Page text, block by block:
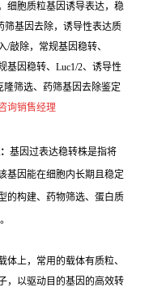
细胞质粒基因诱导表达，稳
筛基因去除，诱导性表达质
敲除，常规基因稳转、
基因稳转、Luc1/2、诱导性
隆筛选、药筛基因去除鉴定
询销售经理
基因过表达稳转株是指将
基因能在细胞内长期且稳定
的构建、药物筛选、蛋白质
上，常用的载体有质粒、
，以驱动目的基因的高效转